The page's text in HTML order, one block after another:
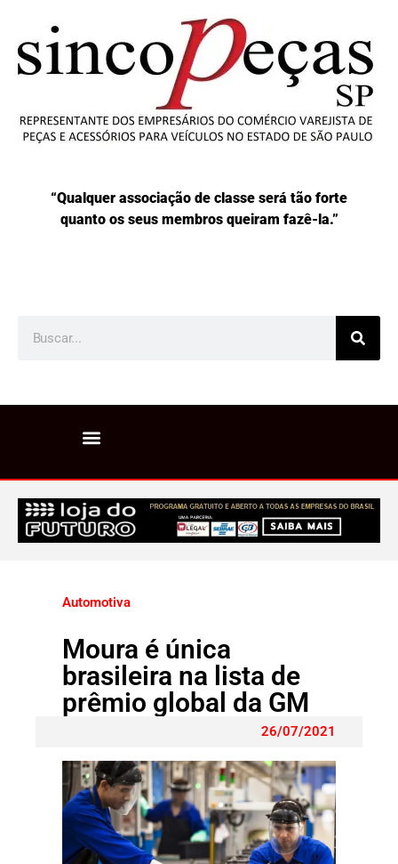
“Qualquer associação de classe será tão forte
quanto os seus membros queiram fazê-la.”
Automotiva
Moura é única
brasileira na lista de
prêmio global da GM
26/07/2021